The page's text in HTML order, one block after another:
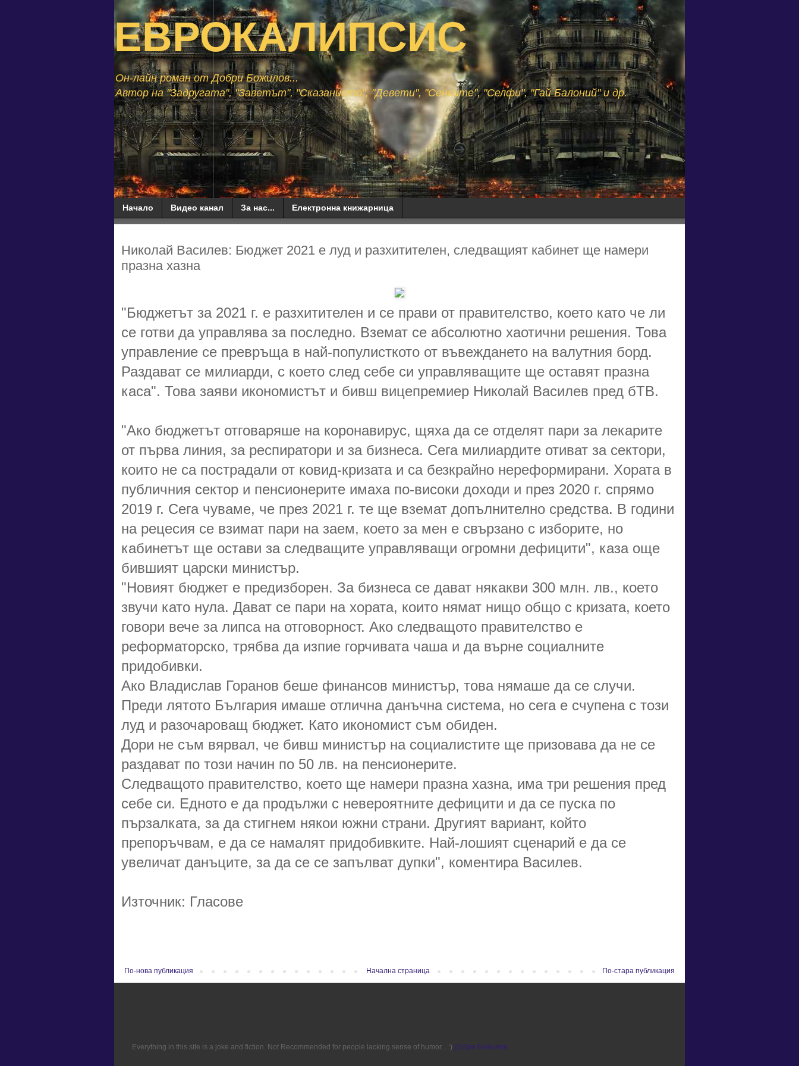
ЕВРОКАЛИПСИС
Он-лайн роман от Добри Божилов...
Автор на "Задругата", "Заветът", "Сказанието", "Девети", "Сенките", "Селфи", "Гай Балоний" и др.
Начало Видео канал За нас... Електронна книжарница
Николай Василев: Бюджет 2021 е луд и разхитителен, следващият кабинет ще намери
празна хазна
"Бюджетът за 2021 г. е разхитителен и се прави от правителство, което като че ли
се готви да управлява за последно. Вземат се абсолютно хаотични решения. Това
управление се превръща в най-популисткото от въвеждането на валутния борд.
Раздават се милиарди, с което след себе си управляващите ще оставят празна
каса". Това заяви икономистът и бивш вицепремиер Николай Василев пред бТВ.
"Ако бюджетът отговаряше на коронавирус, щяха да се отделят пари за лекарите
от първа линия, за респиратори и за бизнеса. Сега милиардите отиват за сектори,
които не са пострадали от ковид-кризата и са безкрайно нереформирани. Хората в
публичния сектор и пенсионерите имаха по-високи доходи и през 2020 г. спрямо
2019 г. Сега чуваме, че през 2021 г. те ще вземат допълнително средства. В години
на рецесия се взимат пари на заем, което за мен е свързано с изборите, но
кабинетът ще остави за следващите управляващи огромни дефицити", каза още
бившият царски министър.
"Новият бюджет е предизборен. За бизнеса се дават някакви 300 млн. лв., което
звучи като нула. Дават се пари на хората, които нямат нищо общо с кризата, което
говори вече за липса на отговорност. Ако следващото правителство е
реформаторско, трябва да изпие горчивата чаша и да върне социалните
придобивки.
Ако Владислав Горанов беше финансов министър, това нямаше да се случи.
Преди лятото България имаше отлична данъчна система, но сега е счупена с този
луд и разочароващ бюджет. Като икономист съм обиден.
Дори не съм вярвал, че бивш министър на социалистите ще призовава да не се
раздават по този начин по 50 лв. на пенсионерите.
Следващото правителство, което ще намери празна хазна, има три решения пред
себе си. Едното е да продължи с невероятните дефицити и да се пуска по
пързалката, за да стигнем някои южни страни. Другият вариант, който
препоръчвам, е да се намалят придобивките. Най-лошият сценарий е да се
увеличат данъците, за да се се запълват дупки", коментира Василев.
Източник: Гласове
По-нова публикация По-стара публикация
Начална страница
Everything in this site is a joke and fiction. Not Recommended for people lacking sense of humor... :) Добри Божилов